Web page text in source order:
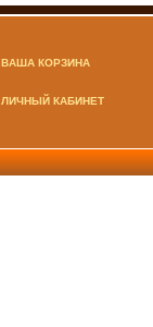
ВАША КОРЗИНА
ЛИЧНЫЙ КАБИНЕТ